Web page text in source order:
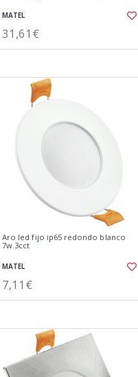
MATEL
31,61€
Aro led fijo ip65 redondo blanco
7w.3cct
MATEL
7,11€